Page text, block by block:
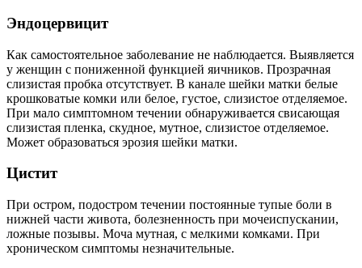
Эндоцервицит
Как самостоятельное заболевание не наблюдается. Выявляется
у женщин с пониженной функцией яичников. Прозрачная
слизистая пробка отсутствует. В канале шейки матки белые
крошковатые комки или белое, густое, слизистое отделяемое.
При мало симптомном течении обнаруживается свисающая
слизистая пленка, скудное, мутное, слизистое отделяемое.
Может образоваться эрозия шейки матки.
Цистит
При остром, подостром течении постоянные тупые боли в
нижней части живота, болезненность при мочеиспускании,
ложные позывы. Моча мутная, с мелкими комками. При
хроническом симптомы незначительные.